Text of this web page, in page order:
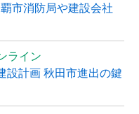
市消防局や建設会社
ライン
設計画 秋田市進出の鍵